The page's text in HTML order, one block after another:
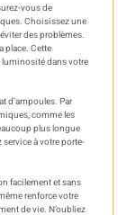
vous de
Choisissez une
des problèmes.
place. Cette
dans votre
d’ampoules. Par
comme les
plus longue
à votre porte-
facilement et sans
renforce votre
de vie. N’oubliez